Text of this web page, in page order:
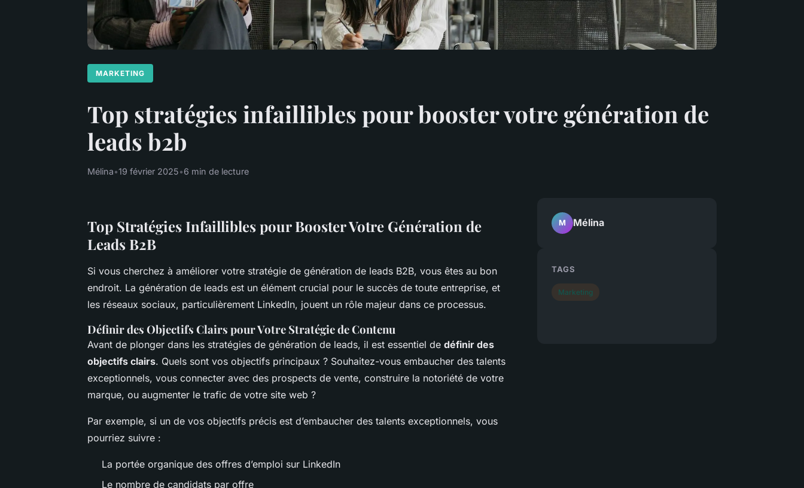
MARKETING
Top stratégies infaillibles pour booster votre génération de
leads b2b
Mélina•19 février 2025•6 min de lecture
Top Stratégies Infaillibles pour Booster Votre Génération de
Leads B2B
Si vous cherchez à améliorer votre stratégie de génération de leads B2B, vous êtes au bon
endroit. La génération de leads est un élément crucial pour le succès de toute entreprise, et
les réseaux sociaux, particulièrement LinkedIn, jouent un rôle majeur dans ce processus.
Définir des Objectifs Clairs pour Votre Stratégie de Contenu
Avant de plonger dans les stratégies de génération de leads, il est essentiel de définir des
objectifs clairs. Quels sont vos objectifs principaux ? Souhaitez-vous embaucher des talents
exceptionnels, vous connecter avec des prospects de vente, construire la notoriété de votre
marque, ou augmenter le trafic de votre site web ?
Par exemple, si un de vos objectifs précis est d’embaucher des talents exceptionnels, vous
pourriez suivre :
La portée organique des offres d’emploi sur LinkedIn
Le nombre de candidats par offre
M Mélina
TAGS
Marketing